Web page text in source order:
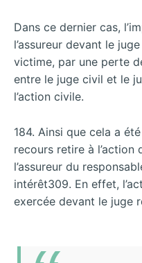
Dans ce dernier cas,
l’assureur devant le
victime, par une perte
entre le juge civil et le
l’action civile.
184. Ainsi que cela a
recours retire à
l’assureur du
intérêt309. En effet,
exercée devant le juge